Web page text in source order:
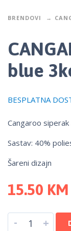
BRENDOVI
blue
BESPLATNA
Cangaroo siperak
Sastav: 40%
Šareni dizajn
15.50 KM
- +